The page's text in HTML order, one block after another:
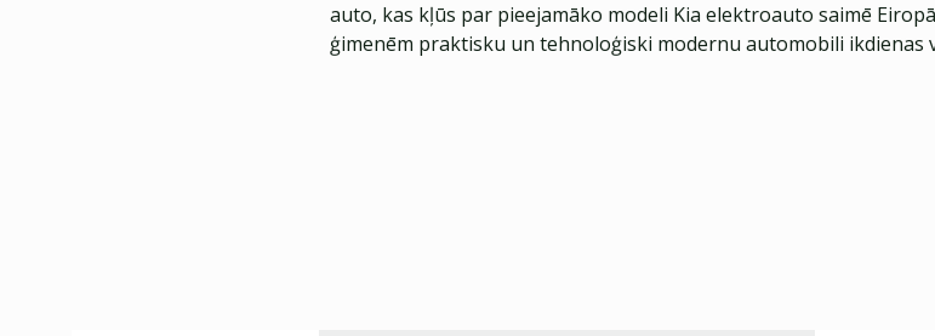
auto, kas kļūs par pieejamāko modeli Kia elektroauto saimē
ģimenēm praktisku un tehnoloģiski modernu automobili ikdienas